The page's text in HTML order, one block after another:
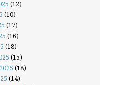
(12)
(10)
(17)
(16)
(18)
(15)
(18)
(14)